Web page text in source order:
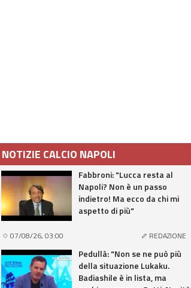
NOTIZIE CALCIO NAPOLI
Fabbroni: "Lucca resta al
Napoli? Non è un passo
indietro! Ma ecco da chi mi
aspetto di più"
07/08/26, 03:00 REDAZIONE
Pedullà: "Non se ne può più
della situazione Lukaku.
Badiashile è in lista, ma